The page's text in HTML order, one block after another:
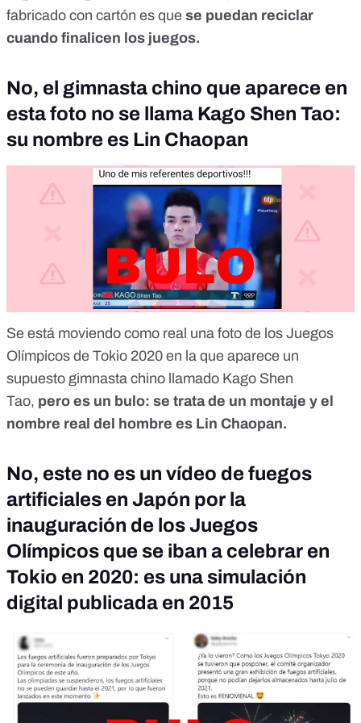
fabricado con cartón es que se puedan reciclar
cuando finalicen los juegos.
No, el gimnasta chino que aparece en
esta foto no se llama Kago Shen Tao:
su nombre es Lin Chaopan
Se está moviendo como real una foto de los Juegos
Olímpicos de Tokio 2020 en la que aparece un
supuesto gimnasta chino llamado Kago Shen
Tao, pero es un bulo: se trata de un montaje y el
nombre real del hombre es Lin Chaopan.
No, este no es un vídeo de fuegos
artificiales en Japón por la
inauguración de los Juegos
Olímpicos que se iban a celebrar en
Tokio en 2020: es una simulación
digital publicada en 2015